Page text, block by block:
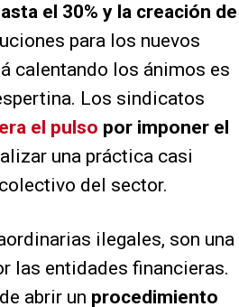
el 30% y la creación de
para los nuevos
calentando los ánimos es
Los sindicatos
el pulso por imponer el
una práctica casi
del sector.
ilegales, son una
las entidades financieras.
abrir un procedimiento